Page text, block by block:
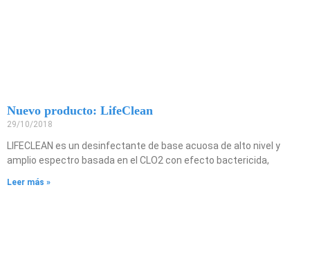
Nuevo producto: LifeClean
29/10/2018
LIFECLEAN es un desinfectante de base acuosa de alto nivel y
amplio espectro basada en el CLO2 con efecto bactericida,
Leer más »